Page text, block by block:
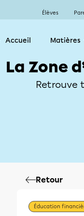
Élèves
Accueil Matières
La Zone
Retrouve
Retour
Éducation